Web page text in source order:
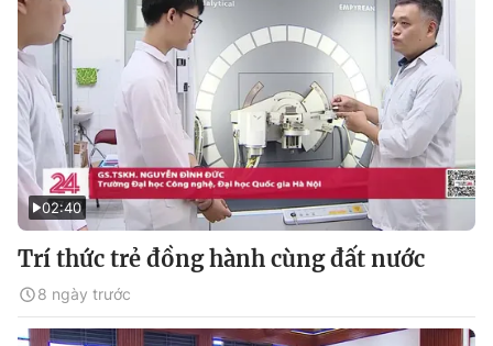
02:40
Trí thức trẻ đồng hành cùng đất nước
8 ngày trước